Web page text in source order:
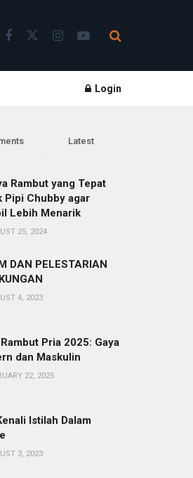
Login
Latest
Rambut yang Tepat
Pipi Chubby agar
Lebih Menarik
25, 2024
DAN PELESTARIAN
4, 2023
Pria 2025: Gaya
dan Maskulin
22, 2025
Istilah Dalam
3, 2023